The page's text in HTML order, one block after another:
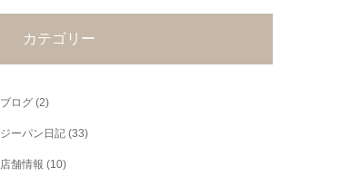
カテゴリー
ブログ (2)
ジーパン日記 (33)
店舗情報 (10)